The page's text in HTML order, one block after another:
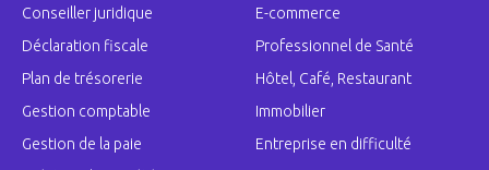
Conseiller juridique
Déclaration fiscale
Plan de trésorerie
Gestion comptable
Gestion de la paie
E-commerce
Professionnel de Santé
Hôtel, Café, Restaurant
Immobilier
Entreprise en difficulté